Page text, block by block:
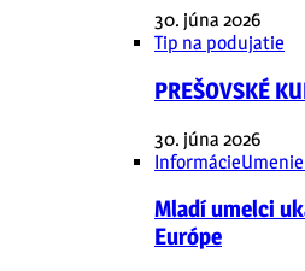
30. júna 2026
Tip na podujatie
PREŠOVSKÉ
30. júna 2026
Informácie
Mladí umelci
Európe